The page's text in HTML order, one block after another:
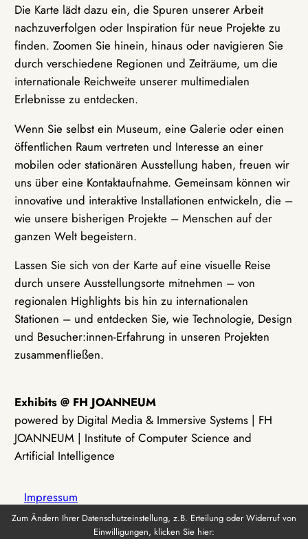
Die Karte lädt dazu ein, die Spuren unserer Arbeit
nachzuverfolgen oder Inspiration für neue Projekte zu
finden. Zoomen Sie hinein, hinaus oder navigieren Sie
durch verschiedene Regionen und Zeiträume, um die
internationale Reichweite unserer multimedialen
Erlebnisse zu entdecken.
Wenn Sie selbst ein Museum, eine Galerie oder einen
öffentlichen Raum vertreten und Interesse an einer
mobilen oder stationären Ausstellung haben, freuen wir
uns über eine Kontaktaufnahme. Gemeinsam können wir
innovative und interaktive Installationen entwickeln, die –
wie unsere bisherigen Projekte – Menschen auf der
ganzen Welt begeistern.
Lassen Sie sich von der Karte auf eine visuelle Reise
durch unsere Ausstellungsorte mitnehmen – von
regionalen Highlights bis hin zu internationalen
Stationen – und entdecken Sie, wie Technologie, Design
und Besucher:innen-Erfahrung in unseren Projekten
zusammenfließen.
Exhibits @ FH JOANNEUM
powered by Digital Media & Immersive Systems | FH
JOANNEUM | Institute of Computer Science and
Artificial Intelligence
Impressum
Zum Ändern Ihrer Datenschutzeinstellung, z.B. Erteilung oder Widerruf von
Einwilligungen, klicken Sie hier: